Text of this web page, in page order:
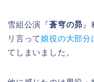
雪組公演『蒼穹の昴
リ言って娘役の大部分
てしまいました。